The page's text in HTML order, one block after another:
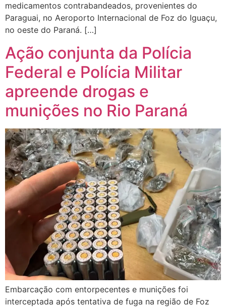
medicamentos contrabandeados, provenientes do
Paraguai, no Aeroporto Internacional de Foz do Iguaçu,
no oeste do Paraná. […]
Ação conjunta da Polícia
Federal e Polícia Militar
apreende drogas e
munições no Rio Paraná
Embarcação com entorpecentes e munições foi
interceptada após tentativa de fuga na região de Foz